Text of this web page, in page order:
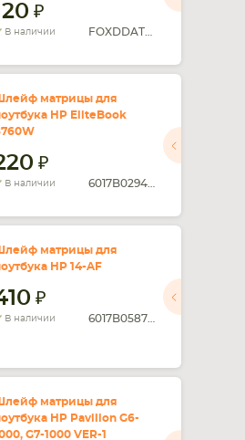
В наличии
матрицы для
HP EliteBook
В наличии
матрицы для
HP 14-AF
В наличии
матрицы для
HP Pavilion G6-
G7-1000 VER-1